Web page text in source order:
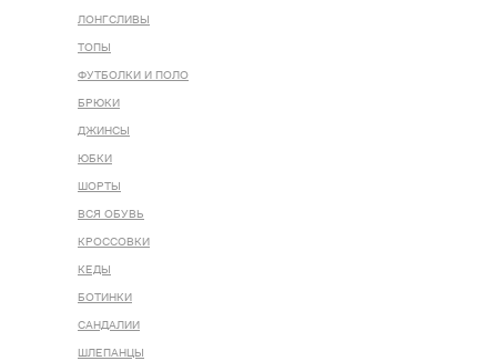
ЛОНГСЛИВЫ
ТОПЫ
ФУТБОЛКИ И ПОЛО
БРЮКИ
ДЖИНСЫ
ЮБКИ
ШОРТЫ
ВСЯ ОБУВЬ
КРОССОВКИ
КЕДЫ
БОТИНКИ
САНДАЛИИ
ШЛЕПАНЦЫ